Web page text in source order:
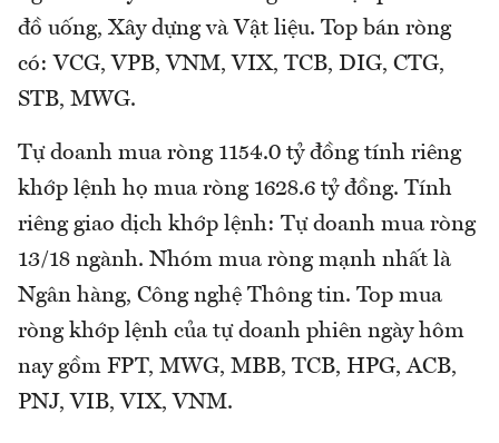
đồ uống, Xây dựng và Vật liệu. Top bán ròng
có: VCG, VPB, VNM, VIX, TCB, DIG, CTG,
STB, MWG.
Tự doanh mua ròng 1154.0 tỷ đồng tính riêng
khớp lệnh họ mua ròng 1628.6 tỷ đồng. Tính
riêng giao dịch khớp lệnh: Tự doanh mua ròng
13/18 ngành. Nhóm mua ròng mạnh nhất là
Ngân hàng, Công nghệ Thông tin. Top mua
ròng khớp lệnh của tự doanh phiên ngày hôm
nay gồm FPT, MWG, MBB, TCB, HPG, ACB,
PNJ, VIB, VIX, VNM.